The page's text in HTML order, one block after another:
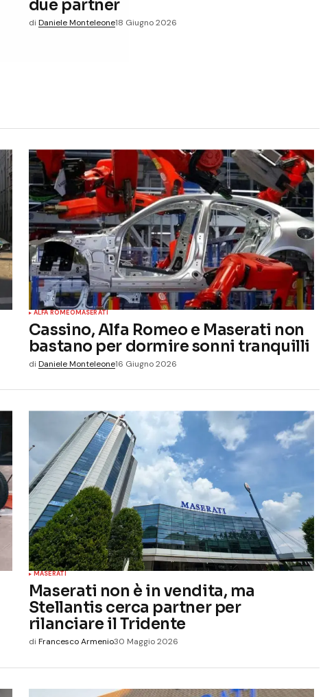
due partner
di Daniele Monteleone18 Giugno 2026
ALFA ROMEO MASERATI
Cassino, Alfa Romeo e Maserati non
bastano per dormire sonni tranquilli
di Daniele Monteleone16 Giugno 2026
MASERATI
Maserati non è in vendita, ma
Stellantis cerca partner per
rilanciare il Tridente
di Francesco Armenio30 Maggio 2026